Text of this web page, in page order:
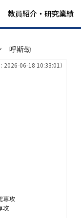
教員紹介・研究業績
呼斯勒
: 2026-06-18 10:33:01）
専攻
攻